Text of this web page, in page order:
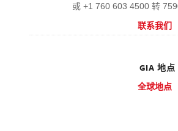
或 +1 760 603 4500 转
联系我们
GIA 地点
全球地点